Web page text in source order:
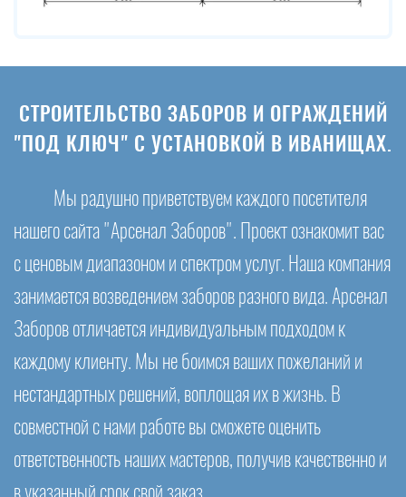
СТРОИТЕЛЬСТВО ЗАБОРОВ И ОГРАЖДЕНИЙ
"ПОД КЛЮЧ" С УСТАНОВКОЙ В ИВАНИЩАХ.
Мы радушно приветствуем каждого посетителя
нашего сайта "Арсенал Заборов". Проект ознакомит вас
с ценовым диапазоном и спектром услуг. Наша компания
занимается возведением заборов разного вида. Арсенал
Заборов отличается индивидуальным подходом к
каждому клиенту. Мы не боимся ваших пожеланий и
нестандартных решений, воплощая их в жизнь. В
совместной с нами работе вы сможете оценить
ответственность наших мастеров, получив качественно и